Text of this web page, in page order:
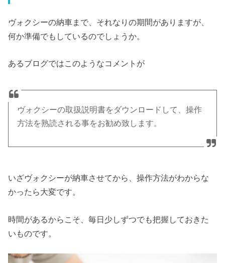
ヴォクシーの納車まで、それなりの期間がありますが、
何か準備でもしているのでしょうか。
あるブログではこのようなコメントが
ヴォクシーの取扱説明書をダウンロードして、操作
方法を熟読される事をお勧め致します。
いざヴォクシーが納車させてから、操作方法がわからな
かったら大変です。
時間があるからこそ、毎日少しずつでも把握しておきた
いものです。